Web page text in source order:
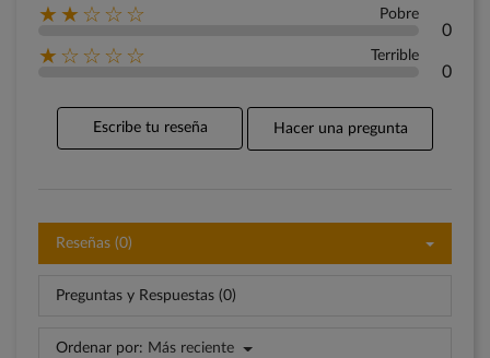
★★☆☆☆ Pobre
0
★☆☆☆☆ Terrible
0
Escribe tu reseña Hacer una pregunta
Reseñas (0)
Preguntas y Respuestas (0)
Ordenar por: Más reciente